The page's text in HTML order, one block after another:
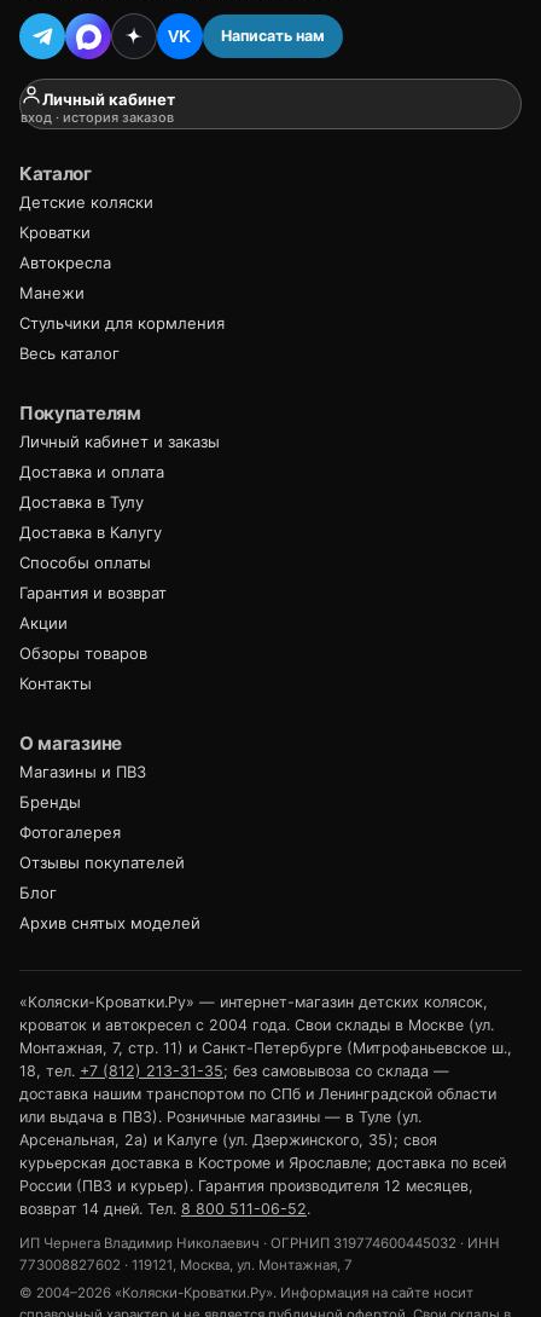
VK Написать нам
Личный кабинет
вход · история заказов
Каталог
Детские коляски
Кроватки
Автокресла
Манежи
Стульчики для кормления
Весь каталог
Покупателям
Личный кабинет и заказы
Доставка и оплата
Доставка в Тулу
Доставка в Калугу
Способы оплаты
Гарантия и возврат
Акции
Обзоры товаров
Контакты
О магазине
Магазины и ПВЗ
Бренды
Фотогалерея
Отзывы покупателей
Блог
Архив снятых моделей
«Коляски-Кроватки.Ру» — интернет-магазин детских колясок,
кроваток и автокресел с 2004 года. Свои склады в Москве (ул.
Монтажная, 7, стр. 11) и Санкт-Петербурге (Митрофаньевское ш.,
18, тел. +7 (812) 213-31-35; без самовывоза со склада —
доставка нашим транспортом по СПб и Ленинградской области
или выдача в ПВЗ). Розничные магазины — в Туле (ул.
Арсенальная, 2а) и Калуге (ул. Дзержинского, 35); своя
курьерская доставка в Костроме и Ярославле; доставка по всей
России (ПВЗ и курьер). Гарантия производителя 12 месяцев,
возврат 14 дней. Тел. 8 800 511-06-52.
ИП Чернега Владимир Николаевич · ОГРНИП 319774600445032 · ИНН
773008827602 · 119121, Москва, ул. Монтажная, 7
© 2004–2026 «Коляски-Кроватки.Ру». Информация на сайте носит